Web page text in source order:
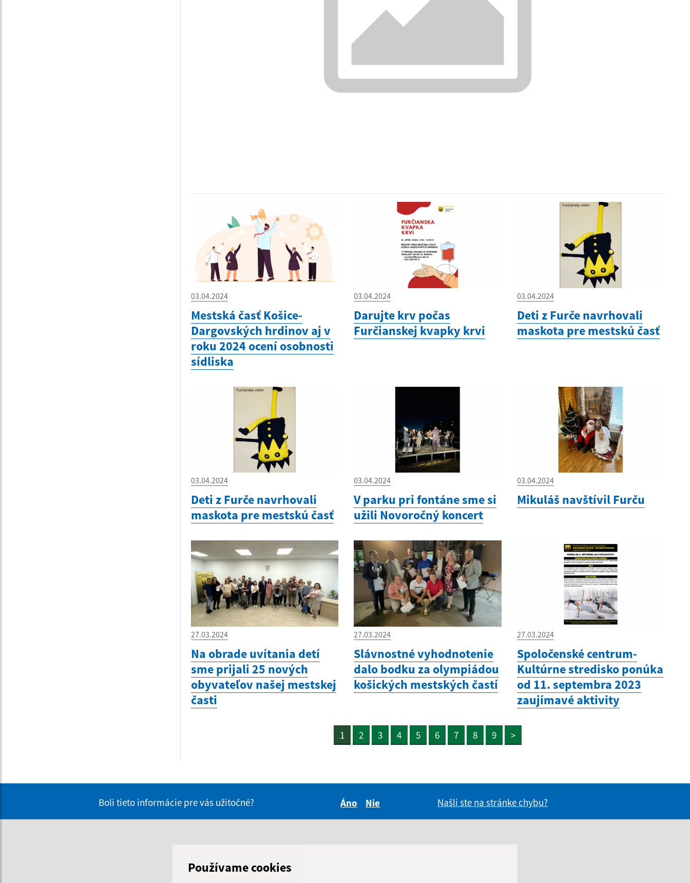
Používame cookies
03.04.2024
Mestská časť Košice-
Dargovských hrdinov aj v
roku 2024 ocení osobnosti
sídliska
03.04.2024
Darujte krv počas
Furčianskej kvapky krvi
03.04.2024
Deti z Furče navrhovali
maskota pre mestskú časť
03.04.2024
Deti z Furče navrhovali
maskota pre mestskú časť
03.04.2024
V parku pri fontáne sme si
užili Novoročný koncert
03.04.2024
Mikuláš navštívil Furču
27.03.2024
Na obrade uvítania detí
sme prijali 25 nových
obyvateľov našej mestskej
časti
27.03.2024
Slávnostné vyhodnotenie
dalo bodku za olympiádou
košických mestských častí
27.03.2024
Spoločenské centrum-
Kultúrne stredisko ponúka
od 11. septembra 2023
zaujímavé aktivity
1 2 3 4 5 6 7 8 9 >
Boli tieto informácie pre vás užitočné?
Áno
Nie
Našli ste na stránke chybu?